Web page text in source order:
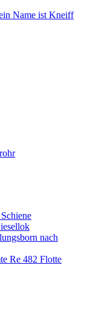
Name ist Kneiff
nach
Re 482 Flotte